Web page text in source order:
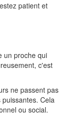
patient et
un proche qui
c'est
ne passent pas
Cela
ou social.